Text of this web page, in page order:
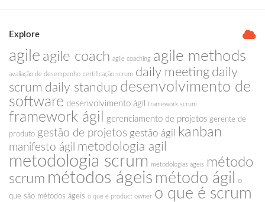
Explore
agile agile coach agile coaching agile methods
avaliação de desempenho certificação scrum daily meeting daily
scrum daily standup desenvolvimento de
software desenvolvimento ágil framework scrum
framework ágil gerenciamento de projetos gerente de
produto gestão de projetos gestão ágil kanban
manifesto ágil metodologia agil
metodologia scrum metodologias ágeis
método
scrum métodos ágeis método ágil
o
que são métodos ágeis o que é product owner o que é scrum